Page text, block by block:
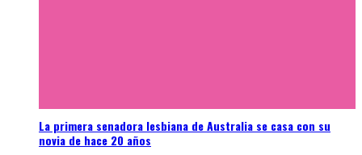
La primera senadora lesbiana de Australia se casa con su
novia de hace 20 años